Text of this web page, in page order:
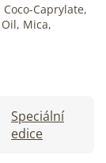
Caprylate,
Mica,
Speciální
edice